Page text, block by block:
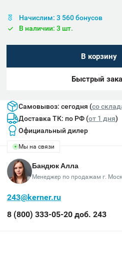
Начислим: 3 560 бонусов
В наличии: 3 шт.
В корзину
Быстрый
Самовывоз: сегодня (cо
Доставка ТК: по РФ (от 1 дня)
Официальный дилер
Мы на связи
Бандюк Алла
Менеджер по продажам г.
243@kerner.ru
8 (800) 333-05-20 доб. 243